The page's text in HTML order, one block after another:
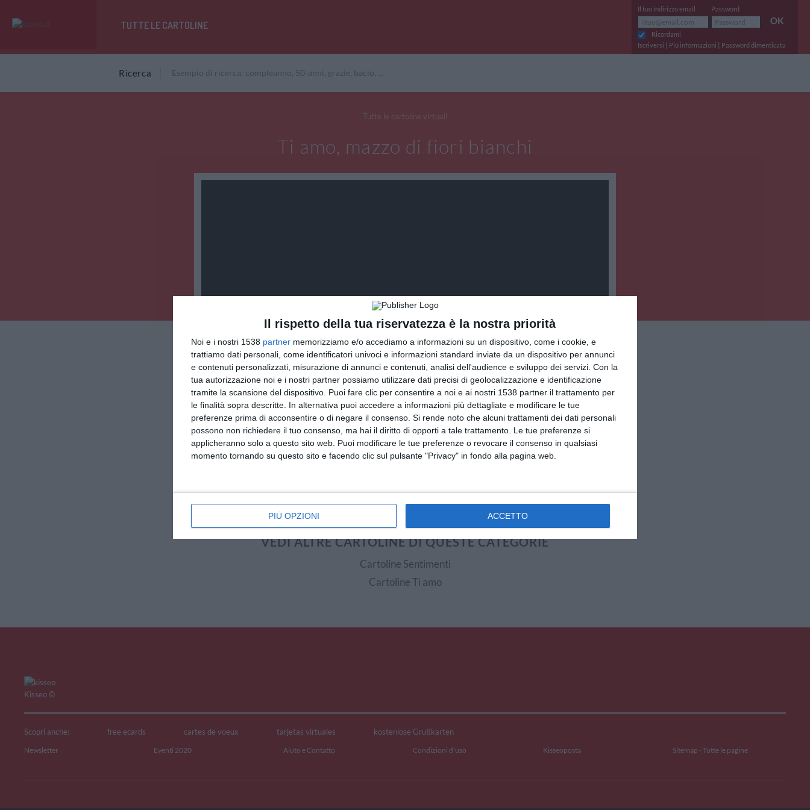
Il rispetto della tua riservatezza è la nostra priorità
Noi e i nostri 1538 partner memorizziamo e/o accediamo a informazioni su un dispositivo, come i cookie, e
trattiamo dati personali, come identificatori univoci e informazioni standard inviate da un dispositivo per annunci
e contenuti personalizzati, misurazione di annunci e contenuti, analisi dell'audience e sviluppo dei servizi. Con la
tua autorizzazione noi e i nostri partner possiamo utilizzare dati precisi di geolocalizzazione e identificazione
tramite la scansione del dispositivo. Puoi fare clic per consentire a noi e ai nostri 1538 partner il trattamento per
le finalità sopra descritte. In alternativa puoi accedere a informazioni più dettagliate e modificare le tue
preferenze prima di acconsentire o di negare il consenso. Si rende noto che alcuni trattamenti dei dati personali
possono non richiedere il tuo consenso, ma hai il diritto di opporti a tale trattamento. Le tue preferenze si
applicheranno solo a questo sito web. Puoi modificare le tue preferenze o revocare il consenso in qualsiasi
momento tornando su questo sito e facendo clic sul pulsante "Privacy" in fondo alla pagina web.
PIÙ OPZIONI ACCETTO
TUTTE LE CARTOLINE
Il tuo indirizzo email Password
OK
Ricordami
Iscriversi | Più informazioni | Password dimenticata
Ricerca
Tutte le cartoline virtuali
Ti amo, mazzo di fiori bianchi
INVIA QUESTA CARTOLINA
via Email (GRATUITO)
Facebook, Twitter, WhatsApp, ...
VEDI ALTRE CARTOLINE DI QUESTE CATEGORIE
Cartoline Sentimenti
Cartoline Ti amo
Kisseo©
Scopri anche: free ecards cartes de voeux tarjetas virtuales kostenlose Grußkarten
Newsletter Eventi 2020 Aiuto e Contatto Condizioni d'uso Kisseoposta Sitemap - Tutte le pagine